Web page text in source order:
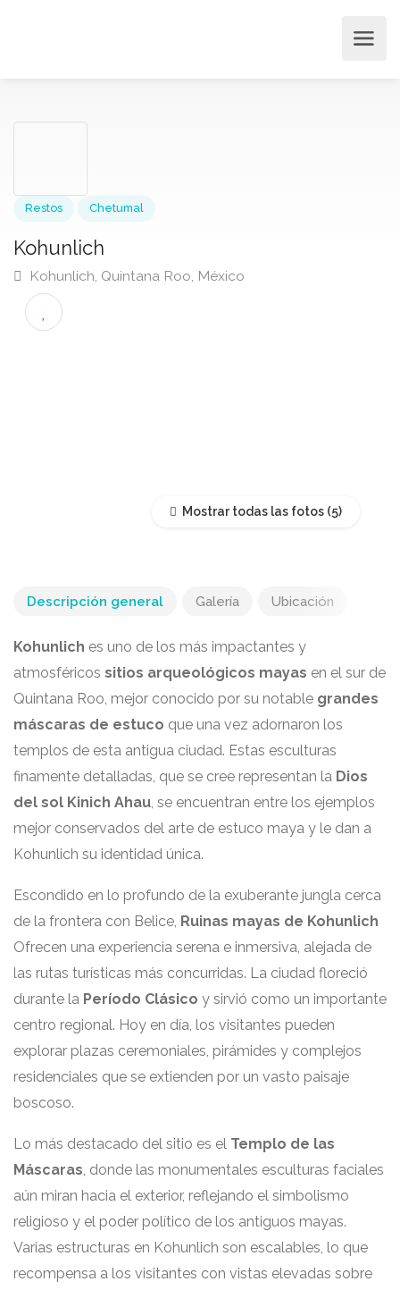
Kohunlich
Kohunlich, Quintana Roo, México
Mostrar todas las fotos
Descripción general Galería Ubicación
Kohunlich es uno de los más impactantes y
atmosféricos sitios arqueológicos mayas en el sur de
Quintana Roo, mejor conocido por su notable grandes
máscaras de estuco que una vez adornaron los
templos de esta antigua ciudad. Estas esculturas
finamente detalladas, que se cree representan la Dios
del sol Kinich Ahau, se encuentran entre los ejemplos
mejor conservados del arte de estuco maya y le dan a
Kohunlich su identidad única.
Escondido en lo profundo de la exuberante jungla cerca
de la frontera con Belice, Ruinas mayas de Kohunlich
Ofrecen una experiencia serena e inmersiva, alejada de
las rutas turísticas más concurridas. La ciudad floreció
durante la Período Clásico y sirvió como un importante
centro regional. Hoy en día, los visitantes pueden
explorar plazas ceremoniales, pirámides y complejos
residenciales que se extienden por un vasto paisaje
boscoso.
Lo más destacado del sitio es el Templo de las
Máscaras, donde las monumentales esculturas faciales
aún miran hacia el exterior, reflejando el simbolismo
religioso y el poder político de los antiguos mayas.
Varias estructuras en Kohunlich son escalables, lo que
recompensa a los visitantes con vistas elevadas sobre